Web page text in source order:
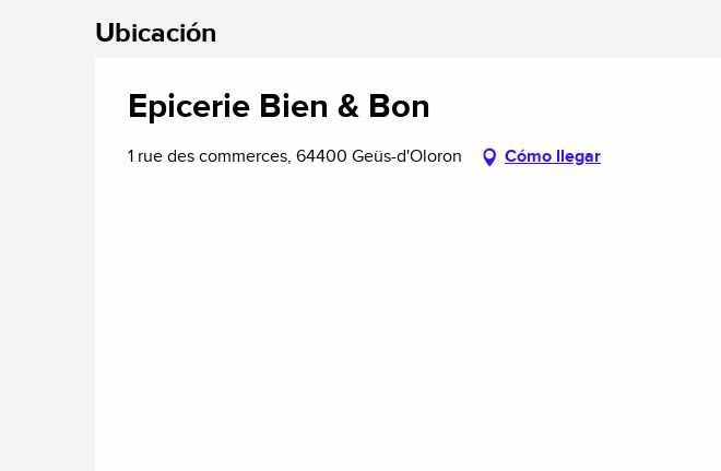
Ubicación
Epicerie Bien & Bon
1 rue des commerces, 64400 Geüs-d'Oloron Cómo llegar